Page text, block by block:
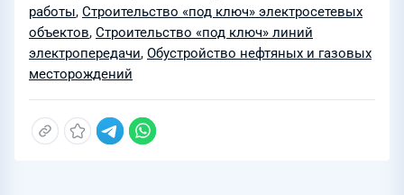
работы, Строительство «под ключ» электросетевых
объектов, Строительство «под ключ» линий
электропередачи, Обустройство нефтяных и газовых
месторождений